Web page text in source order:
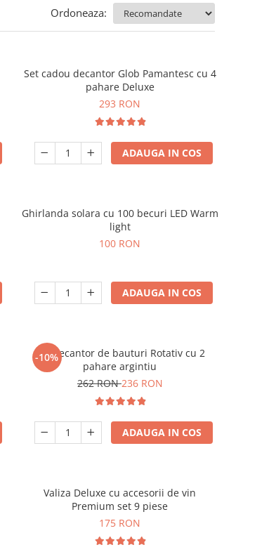
Ordoneaza:
Set cadou decantor Glob Pamantesc cu 4
pahare Deluxe
293 RON
ADAUGA IN COS
Ghirlanda solara cu 100 becuri LED Warm
light
100 RON
ADAUGA IN COS
-10%
Set Decantor de bauturi Rotativ cu 2
pahare argintiu
262 RON236 RON
ADAUGA IN COS
Valiza Deluxe cu accesorii de vin
Premium set 9 piese
175 RON